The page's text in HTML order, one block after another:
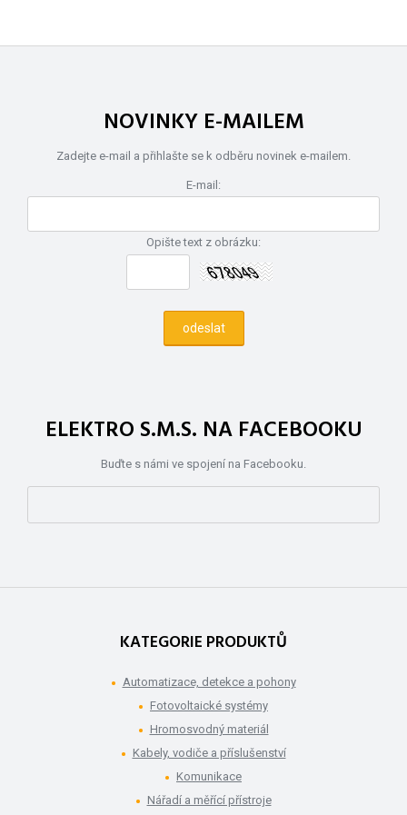
NOVINKY E-MAILEM
Zadejte e-mail a přihlašte se k odběru novinek e-mailem.
E-mail:
Opište text z obrázku:
ELEKTRO S.M.S. NA FACEBOOKU
Buďte s námi ve spojení na Facebooku.
KATEGORIE PRODUKTŮ
Automatizace, detekce a pohony
Fotovoltaické systémy
Hromosvodný materiál
Kabely, vodiče a příslušenství
Komunikace
Nářadí a měřící přístroje